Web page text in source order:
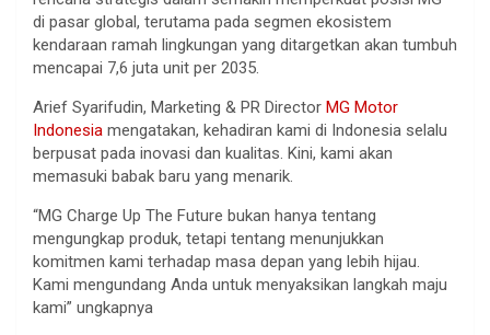
di pasar global, terutama pada segmen ekosistem
kendaraan ramah lingkungan yang ditargetkan akan tumbuh
mencapai 7,6 juta unit per 2035.
Arief Syarifudin, Marketing & PR Director MG Motor
Indonesia mengatakan, kehadiran kami di Indonesia selalu
berpusat pada inovasi dan kualitas. Kini, kami akan
memasuki babak baru yang menarik.
“MG Charge Up The Future bukan hanya tentang
mengungkap produk, tetapi tentang menunjukkan
komitmen kami terhadap masa depan yang lebih hijau.
Kami mengundang Anda untuk menyaksikan langkah maju
kami” ungkapnya